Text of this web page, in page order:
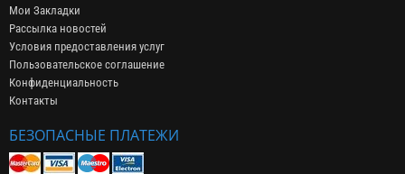
Мои Закладки
Рассылка новостей
Условия предоставления услуг
Пользовательское соглашение
Конфиденциальность
Контакты
БЕЗОПАСНЫЕ ПЛАТЕЖИ